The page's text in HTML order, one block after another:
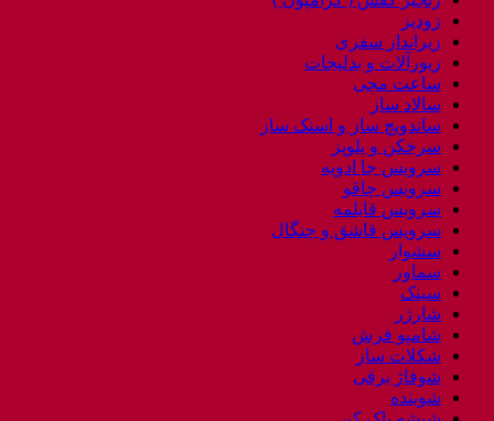
زودپز
زیرانداز سفری
زیورآلات و بدلیجات
ساعت مچی
سالاد ساز
ساندویچ ساز و اسنک ساز
سرخکن و پلوپز
سرویس جا ادویه
سرویس چاقو
سرویس قابلمه
سرویس قاشق و چنگال
سشوار
سماور
سینک
شارژر
شامپو فرش
شکلات ساز
شوفاژ برقی
شوینده